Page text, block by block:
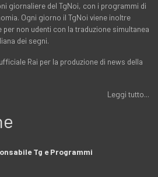
giornaliere del TgNoi, con i programmi di
Ogni giorno il TgNoi viene inoltre
non udenti con la traduzione simultanea
dei segni.
Rai per la produzione di news della
Leggi tutto...
Tg e Programmi